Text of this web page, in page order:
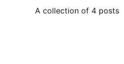
A collection of 4 posts